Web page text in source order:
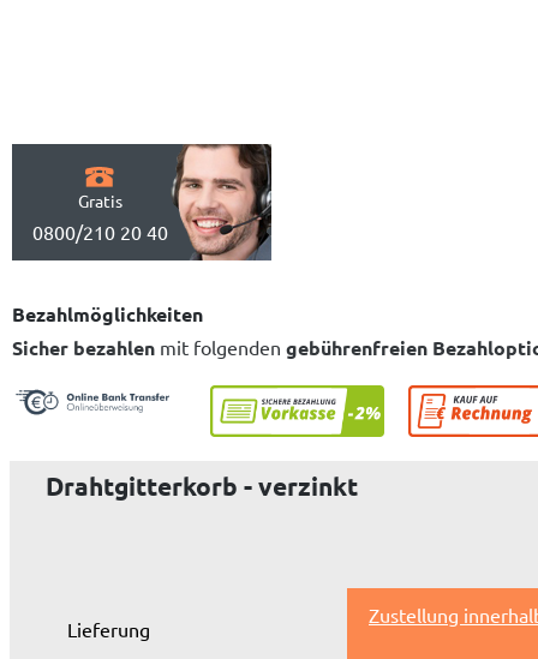
Gratis
0800/210 20 40
Bezahlmöglichkeiten
Sicher bezahlen mit folgenden gebührenfreien
Drahtgitterkorb - verzinkt
Lieferung
Zustellung